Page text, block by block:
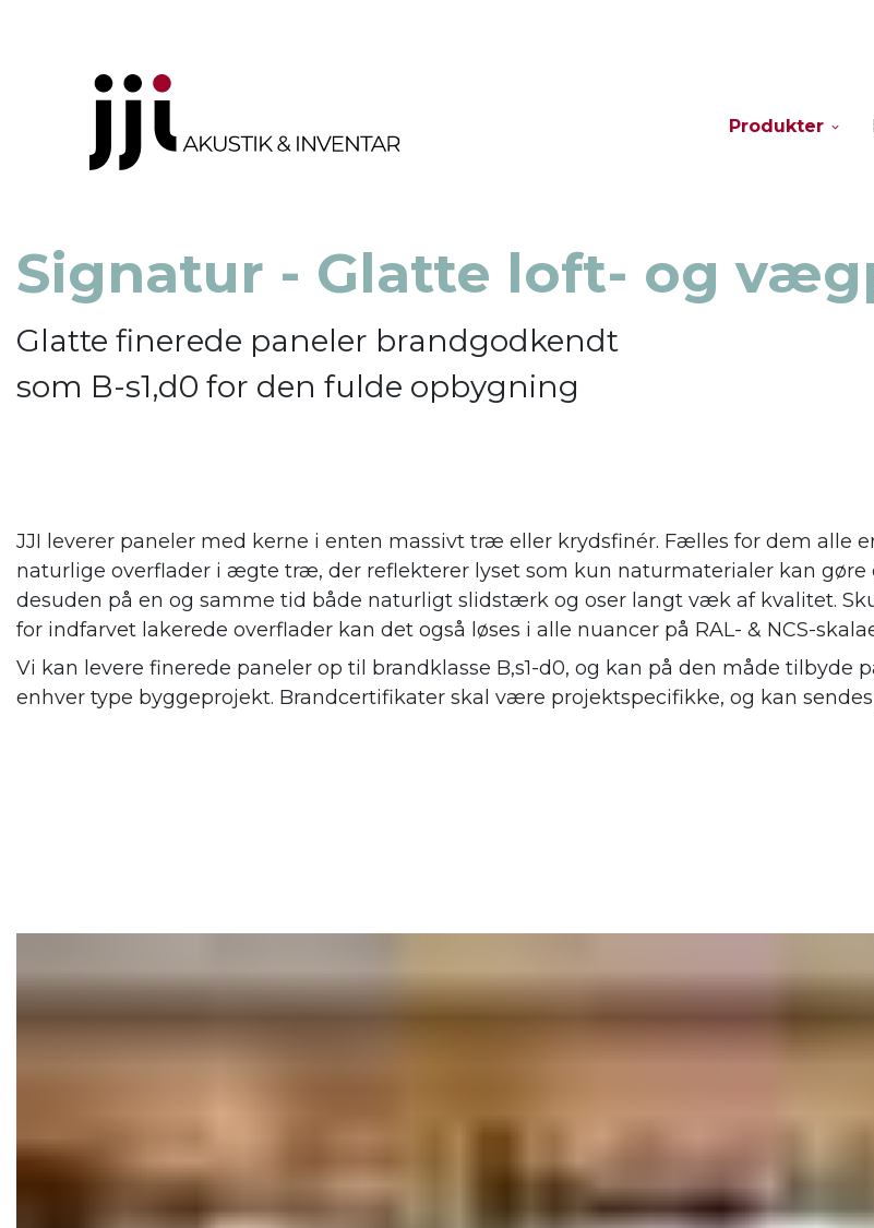
Produkter
Signatur - Glatte loft- og
Glatte finerede paneler brandgodkendt
som B-s1,d0 for den fulde opbygning
JJI leverer paneler med kerne i enten massivt træ eller krydsfinér. Fælles for dem alle
naturlige overflader i ægte træ, der reflekterer lyset som kun naturmaterialer kan
desuden på en og samme tid både naturligt slidstærk og oser langt væk af kvalitet.
for indfarvet lakerede overflader kan det også løses i alle nuancer på RAL- & NCS-
Vi kan levere finerede paneler op til brandklasse B,s1-d0, og kan på den måde tilbyde
enhver type byggeprojekt. Brandcertifikater skal være projektspecifikke, og kan sendes